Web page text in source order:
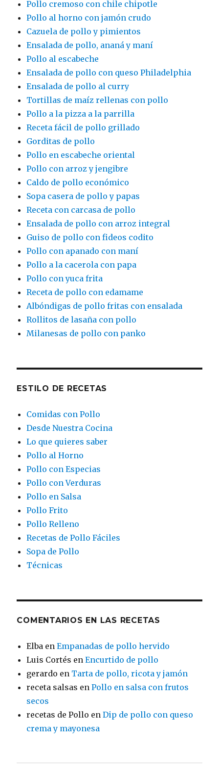
Pollo cremoso con chile chipotle
Pollo al horno con jamón crudo
Cazuela de pollo y pimientos
Ensalada de pollo, ananá y maní
Pollo al escabeche
Ensalada de pollo con queso Philadelphia
Ensalada de pollo al curry
Tortillas de maíz rellenas con pollo
Pollo a la pizza a la parrilla
Receta fácil de pollo grillado
Gorditas de pollo
Pollo en escabeche oriental
Pollo con arroz y jengibre
Caldo de pollo económico
Sopa casera de pollo y papas
Receta con carcasa de pollo
Ensalada de pollo con arroz integral
Guiso de pollo con fideos codito
Pollo con apanado con maní
Pollo a la cacerola con papa
Pollo con yuca frita
Receta de pollo con edamame
Albóndigas de pollo fritas con ensalada
Rollitos de lasaña con pollo
Milanesas de pollo con panko
ESTILO DE RECETAS
Comidas con Pollo
Desde Nuestra Cocina
Lo que quieres saber
Pollo al Horno
Pollo con Especias
Pollo con Verduras
Pollo en Salsa
Pollo Frito
Pollo Relleno
Recetas de Pollo Fáciles
Sopa de Pollo
Técnicas
COMENTARIOS EN LAS RECETAS
Elba enEmpanadas de pollo hervido
Luis Cortés enEncurtido de pollo
gerardo en Tarta de pollo, ricota y jamón
receta salsas enPollo en salsa con frutos
secos
recetas de Pollo enDip de pollo con queso
crema y mayonesa